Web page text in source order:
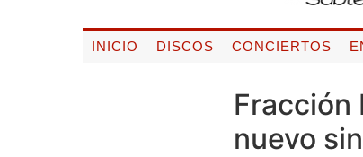
INICIO DISCOS CONCIERTOS
Fracción
nuevo